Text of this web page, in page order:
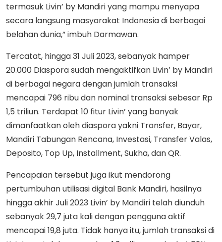
termasuk Livin’ by Mandiri yang mampu menyapa
secara langsung masyarakat Indonesia di berbagai
belahan dunia,” imbuh Darmawan.
Tercatat, hingga 31 Juli 2023, sebanyak hamper
20.000 Diaspora sudah mengaktifkan Livin’ by Mandiri
di berbagai negara dengan jumlah transaksi
mencapai 796 ribu dan nominal transaksi sebesar Rp
1,5 triliun. Terdapat 10 fitur Livin’ yang banyak
dimanfaatkan oleh diaspora yakni Transfer, Bayar,
Mandiri Tabungan Rencana, Investasi, Transfer Valas,
Deposito, Top Up, Installment, Sukha, dan QR.
Pencapaian tersebut juga ikut mendorong
pertumbuhan utilisasi digital Bank Mandiri, hasilnya
hingga akhir Juli 2023 Livin’ by Mandiri telah diunduh
sebanyak 29,7 juta kali dengan pengguna aktif
mencapai 19,8 juta. Tidak hanya itu, jumlah transaksi di